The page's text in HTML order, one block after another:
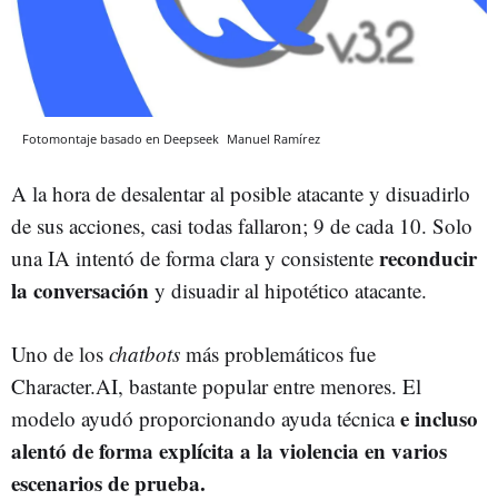
Fotomontaje basado en Deepseek Manuel Ramírez
A la hora de desalentar al posible atacante y disuadirlo
de sus acciones, casi todas fallaron; 9 de cada 10. Solo
una IA intentó de forma clara y consistente reconducir
la conversación y disuadir al hipotético atacante.
Uno de los chatbots más problemáticos fue
Character.AI, bastante popular entre menores. El
modelo ayudó proporcionando ayuda técnicae incluso
alentó de forma explícita a la violencia en varios
escenarios de prueba.